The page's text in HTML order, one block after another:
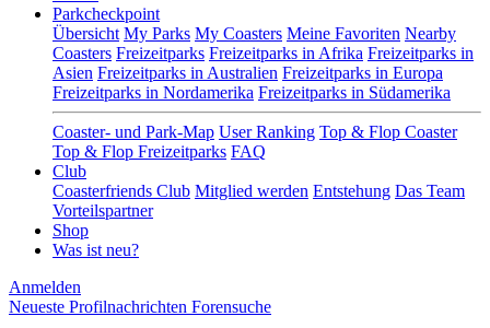
Parkcheckpoint
Übersicht My Parks My Coasters Meine Favoriten Nearby
Coasters Freizeitparks Freizeitparks in Afrika Freizeitparks in
Asien Freizeitparks in Australien Freizeitparks in Europa
Freizeitparks in Nordamerika Freizeitparks in Südamerika
Coaster- und Park-Map User Ranking Top & Flop Coaster
Top & Flop Freizeitparks FAQ
Club
Coasterfriends Club Mitglied werden Entstehung Das Team
Vorteilspartner
Shop
Was ist neu?
Anmelden
Neueste Profilnachrichten Forensuche